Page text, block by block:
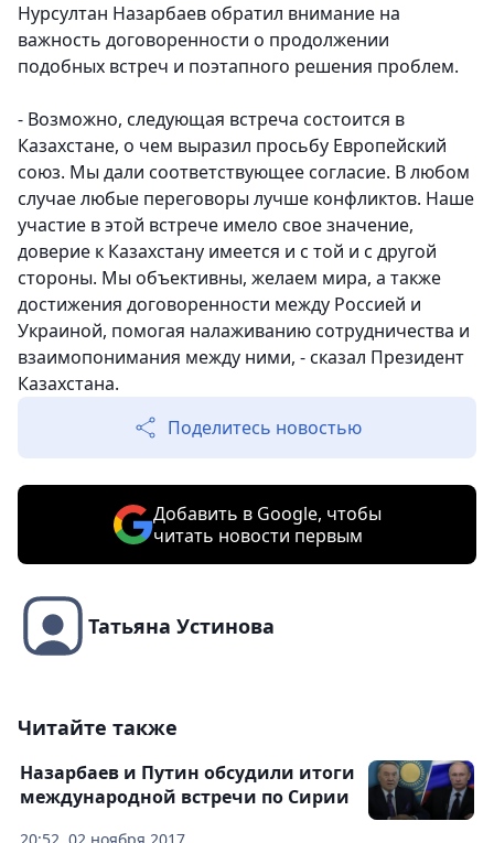
Нурсултан Назарбаев обратил внимание на
важность договоренности о продолжении
подобных встреч и поэтапного решения проблем.
- Возможно, следующая встреча состоится в
Казахстане, о чем выразил просьбу Европейский
союз. Мы дали соответствующее согласие. В любом
случае любые переговоры лучше конфликтов. Наше
участие в этой встрече имело свое значение,
доверие к Казахстану имеется и с той и с другой
стороны. Мы объективны, желаем мира, а также
достижения договоренности между Россией и
Украиной, помогая налаживанию сотрудничества и
взаимопонимания между ними, - сказал Президент
Казахстана.
Поделитесь новостью
Добавить в Google, чтобы
читать новости первым
Татьяна Устинова
Читайте также
Назарбаев и Путин обсудили итоги
международной встречи по Сирии